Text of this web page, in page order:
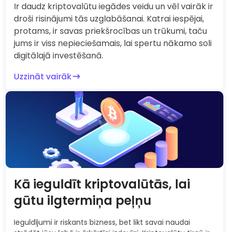
Ir daudz kriptovalūtu iegādes veidu un vēl vairāk ir
droši risinājumi tās uzglabāšanai. Katrai iespējai,
protams, ir savas priekšrocības un trūkumi, taču
jums ir viss nepieciešamais, lai spertu nākamo soli
digitālajā investēšanā.
Uzzināt vairāk
Kā ieguldīt kriptovalūtās, lai
gūtu ilgtermiņa peļņu
Ieguldījumi ir riskants bizness, bet likt savai naudai